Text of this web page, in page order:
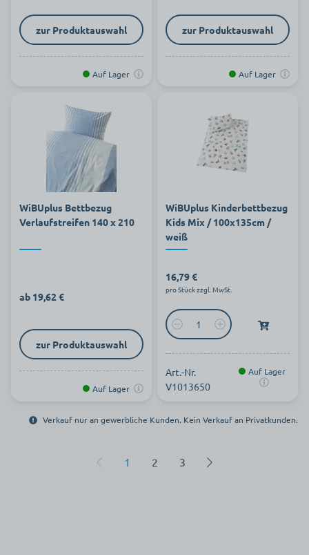
zur Produktauswahl
Auf Lager
zur Produktauswahl
Auf Lager
WiBUplus Bettbezug
Verlaufstreifen 140 x 210
ab 19,62 €
zur Produktauswahl
Auf Lager
WiBUplus Kinderbettbezug
Kids Mix / 100x135cm /
weiß
16,79 €
pro Stück zzgl. MwSt.
Art.-Nr.
V1013650
Auf Lager
Verkauf nur an gewerbliche Kunden. Kein Verkauf an Privatkunden.
1 2 3